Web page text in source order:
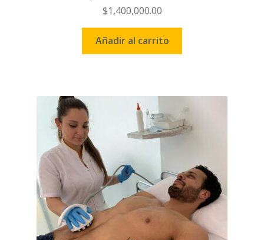
$1,400,000.00
Añadir al carrito